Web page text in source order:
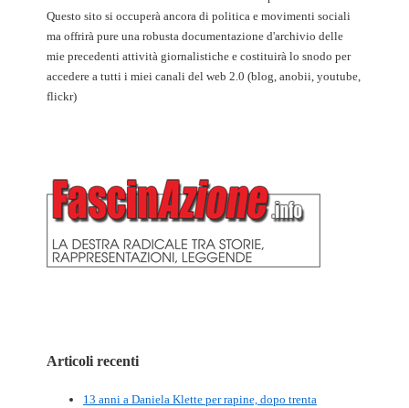
Questo sito si occuperà ancora di politica e movimenti sociali
ma offrirà pure una robusta documentazione d'archivio delle
mie precedenti attività giornalistiche e costituirà lo snodo per
accedere a tutti i miei canali del web 2.0 (blog, anobii, youtube,
flickr)
Articoli recenti
13 anni a Daniela Klette per rapine, dopo trenta